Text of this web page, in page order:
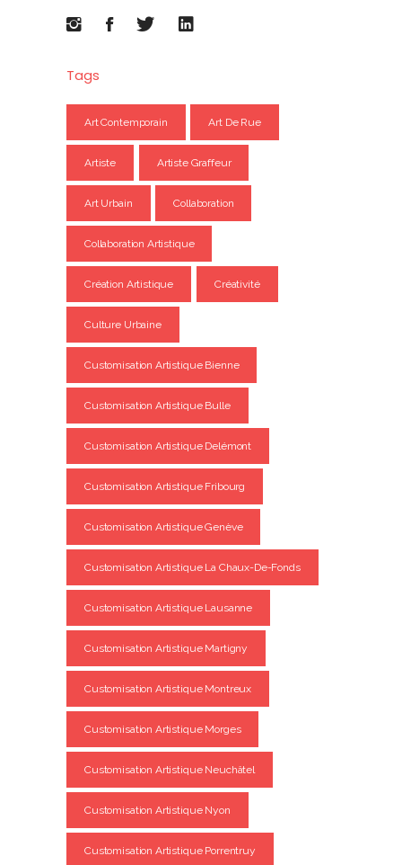
Tags
Art Contemporain Art De Rue
Artiste Artiste Graffeur
Art Urbain Collaboration
Collaboration Artistique
Création Artistique Créativité
Culture Urbaine
Customisation Artistique Bienne
Customisation Artistique Bulle
Customisation Artistique Delémont
Customisation Artistique Fribourg
Customisation Artistique Genève
Customisation Artistique La Chaux-De-Fonds
Customisation Artistique Lausanne
Customisation Artistique Martigny
Customisation Artistique Montreux
Customisation Artistique Morges
Customisation Artistique Neuchâtel
Customisation Artistique Nyon
Customisation Artistique Porrentruy